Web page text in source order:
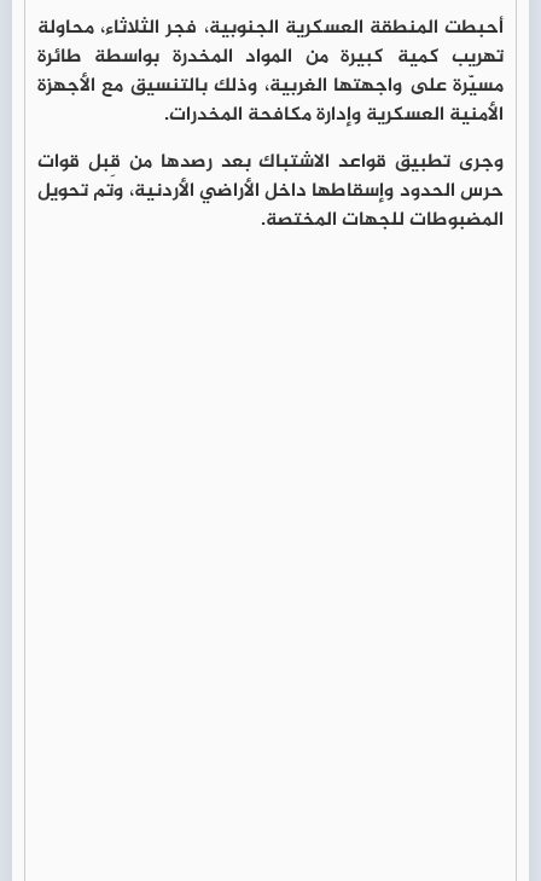
أحبطت المنطقة العسكرية الجنوبية، فجر الثلاثاء، محاولة
تهريب كمية كبيرة من المواد المخدرة بواسطة طائرة
مسيّرة على واجهتها الغربية، وذلك بالتنسيق مع الأجهزة
الأمنية العسكرية وإدارة مكافحة المخدرات.
وجرى تطبيق قواعد الاشتباك بعد رصدها من قِبل قوات
حرس الحدود وإسقاطها داخل الأراضي الأردنية، وتم تحويل
المضبوطات للجهات المختصة.